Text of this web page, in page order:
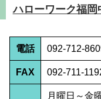
ハローワーク福岡
電話 092-712-
FAX 092-711-
月曜日～金